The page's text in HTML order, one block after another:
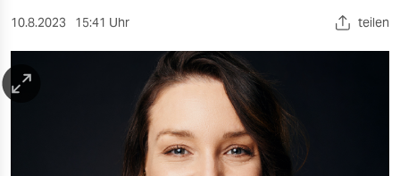
nord
wahrheit
verlag
10.8.2023 15:41 Uhr teilen